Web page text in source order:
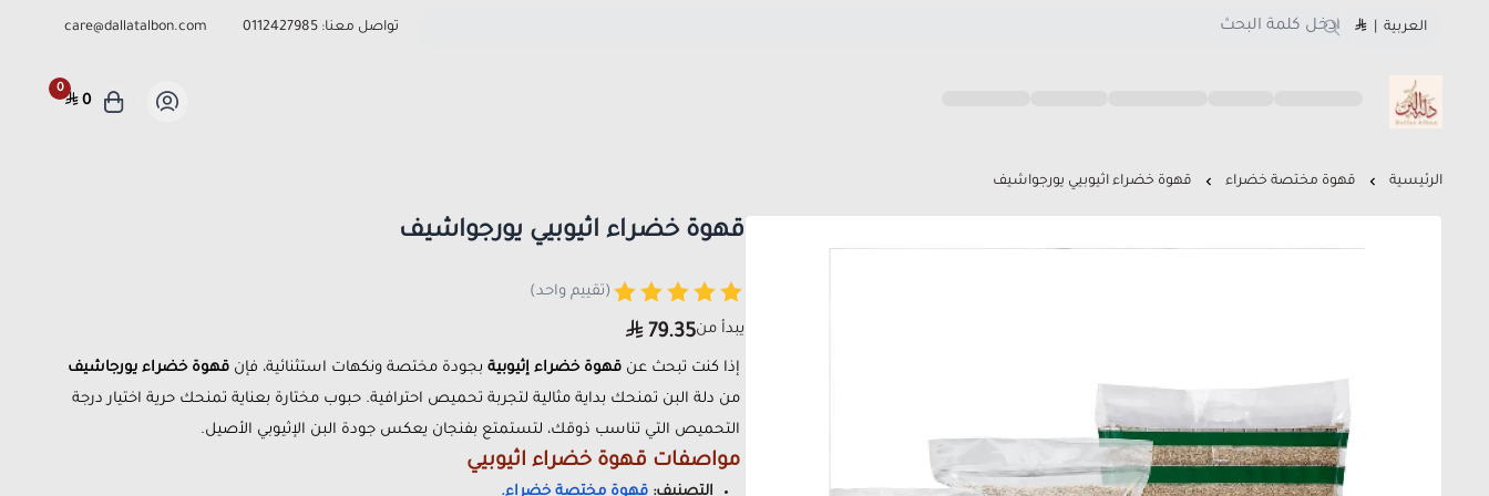
العربية تواصل معنا: 0112427985
care@dallatalbon.com
متجر دلة البن
0
0
الرئيسية قهوة مختصة خضراء قهوة خضراء اثيوبيي يورجواشيف
قهوة خضراء اثيوبيي يورجواشيف
(تقييم واحد)
يبدأ من79.35
إذا كنت تبحث عن قهوة خضراء إثيوبية بجودة مختصة ونكهات استثنائية، فإن قهوة خضراء يورجاشيف
من دلة البن تمنحك بداية مثالية لتجربة تحميص احترافية. حبوب مختارة بعناية تمنحك حرية اختيار درجة
التحميص التي تناسب ذوقك، لتستمتع بفنجان يعكس جودة البن الإثيوبي الأصيل.
مواصفات قهوة خضراء اثيوبيي
التصنيف: قهوة مختصة خضراء.